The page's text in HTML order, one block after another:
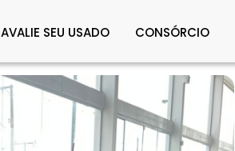
AVALIE SEU USADO CONSÓRCIO